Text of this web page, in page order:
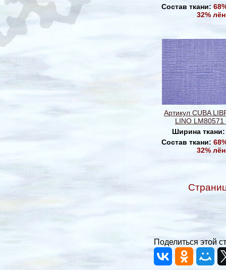
Состав ткани:
32% лён
Артикул CUBA
LINO LM80571
Ширина
Состав ткани:
32% лён
Поделиться этой